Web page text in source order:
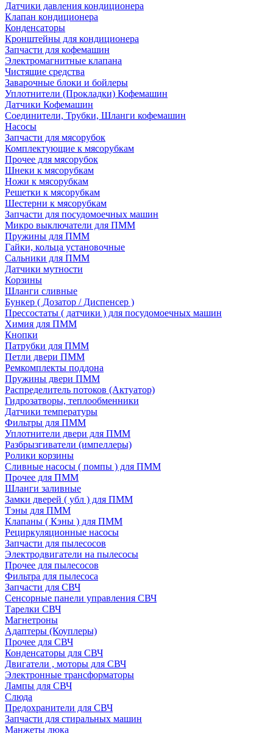
Датчики давления кондиционера
Клапан кондиционера
Конденсаторы
Кронштейны для кондиционера
Запчасти для кофемашин
Электромагнитные клапана
Чистящие средства
Заварочные блоки и бойлеры
Уплотнители (Прокладки) Кофемашин
Датчики Кофемашин
Соединители, Трубки, Шланги кофемашин
Насосы
Запчасти для мясорубок
Комплектующие к мясорубкам
Прочее для мясорубок
Шнеки к мясорубкам
Ножи к мясорубкам
Решетки к мясорубкам
Шестерни к мясорубкам
Запчасти для посудомоечных машин
Микро выключатели для ПММ
Пружины для ПММ
Гайки, кольца установочные
Сальники для ПММ
Датчики мутности
Корзины
Шланги сливные
Бункер ( Дозатор / Диспенсер )
Прессостаты ( датчики ) для посудомоечных машин
Химия для ПММ
Кнопки
Патрубки для ПММ
Петли двери ПММ
Ремкомплекты поддона
Пружины двери ПММ
Распределитель потоков (Актуатор)
Гидрозатворы, теплообменники
Датчики температуры
Фильтры для ПММ
Уплотнители двери для ПММ
Разбрызгиватели (импеллеры)
Ролики корзины
Сливные насосы ( помпы ) для ПММ
Прочее для ПММ
Шланги заливные
Замки дверей ( убл ) для ПММ
Тэны для ПММ
Клапаны ( Кэны ) для ПММ
Рециркуляционные насосы
Запчасти для пылесосов
Электродвигатели на пылесосы
Прочее для пылесосов
Фильтра для пылесоса
Запчасти для СВЧ
Сенсорные панели управления СВЧ
Тарелки СВЧ
Магнетроны
Адаптеры (Коуплеры)
Прочее для СВЧ
Конденсаторы для СВЧ
Двигатели , моторы для СВЧ
Электронные трансформаторы
Лампы для СВЧ
Слюда
Предохранители для СВЧ
Запчасти для стиральных машин
Манжеты люка